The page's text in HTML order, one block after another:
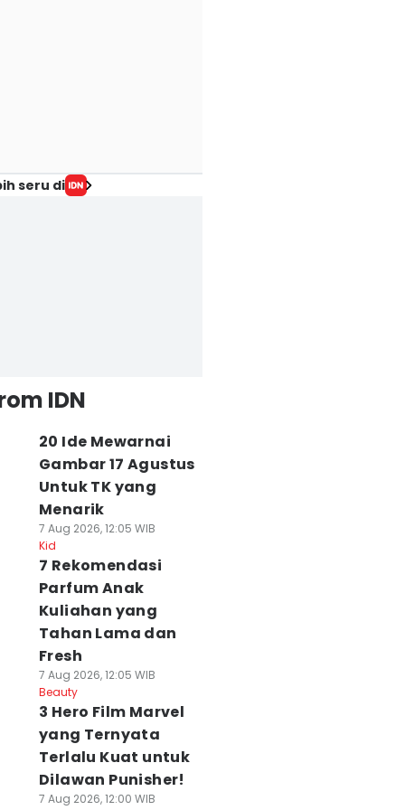
seru di
IDN
20 Ide Mewarnai
Gambar 17 Agustus
Untuk TK yang
Menarik
7 Aug 2026, 12:05 WIB
Kid
7 Rekomendasi
Parfum Anak
Kuliahan yang
Tahan Lama dan
Fresh
7 Aug 2026, 12:05 WIB
Beauty
3 Hero Film Marvel
yang Ternyata
Terlalu Kuat untuk
Dilawan Punisher!
7 Aug 2026, 12:00 WIB